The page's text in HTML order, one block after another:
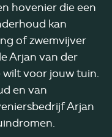
hovenier die een
kan
of zwemvijver
Arjan van der
wilt voor jouw tuin.
en van
Arjan